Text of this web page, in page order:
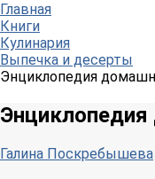
Главная
Книги
Кулинария
Выпечка и десерты
Энциклопедия
Галина Поскребышева